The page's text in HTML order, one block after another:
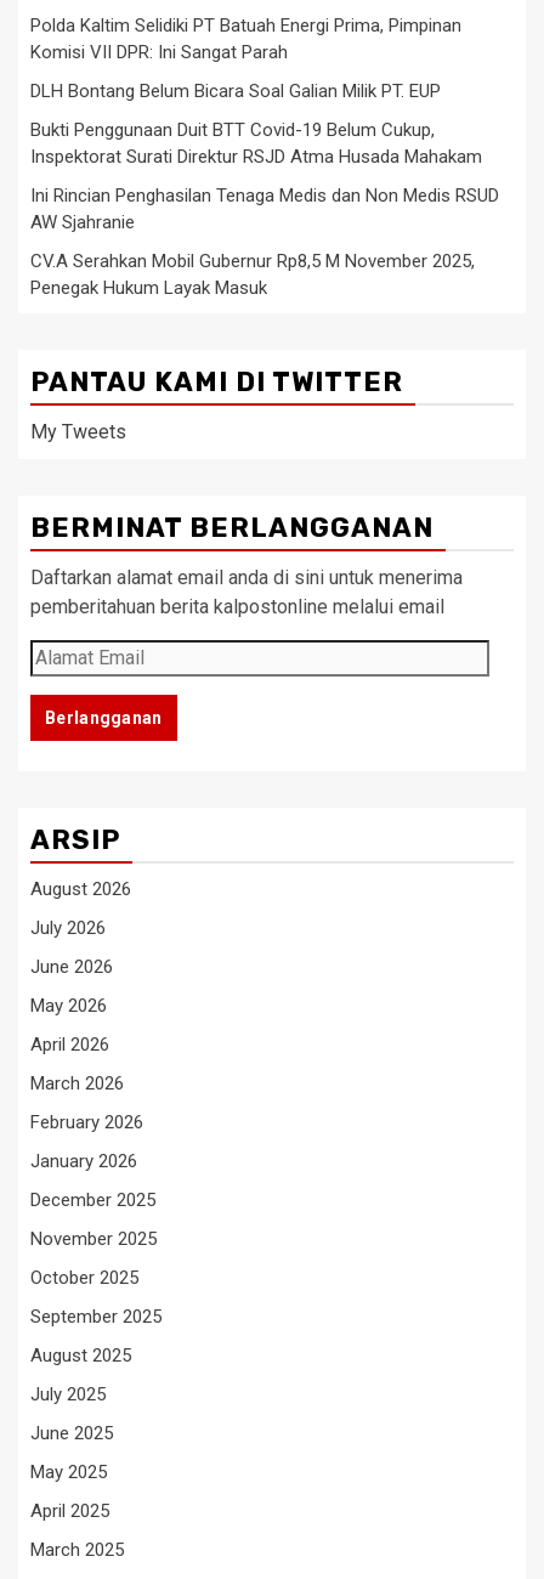
Polda Kaltim Selidiki PT Batuah Energi Prima, Pimpinan
Komisi VII DPR: Ini Sangat Parah
DLH Bontang Belum Bicara Soal Galian Milik PT. EUP
Bukti Penggunaan Duit BTT Covid-19 Belum Cukup,
Inspektorat Surati Direktur RSJD Atma Husada Mahakam
Ini Rincian Penghasilan Tenaga Medis dan Non Medis RSUD
AW Sjahranie
CV.A Serahkan Mobil Gubernur Rp8,5 M November 2025,
Penegak Hukum Layak Masuk
PANTAU KAMI DI TWITTER
My Tweets
BERMINAT BERLANGGANAN
Daftarkan alamat email anda di sini untuk menerima
pemberitahuan berita kalpostonline melalui email
Alamat
Email
Berlangganan
ARSIP
August 2026
July 2026
June 2026
May 2026
April 2026
March 2026
February 2026
January 2026
December 2025
November 2025
October 2025
September 2025
August 2025
July 2025
June 2025
May 2025
April 2025
March 2025